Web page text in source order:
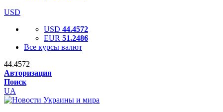
USD
USD 44.4572
EUR 51.2486
Все курсы валют
44.4572
Авторизация
Поиск
UA